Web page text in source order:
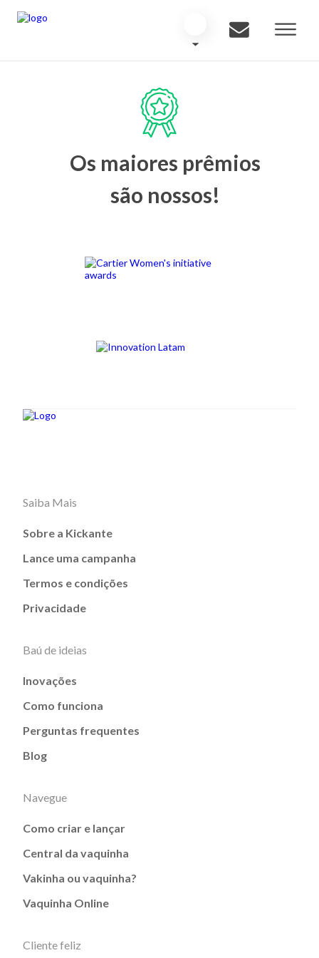
Os maiores prêmios
são nossos!
Saiba Mais
Sobre a Kickante
Lance uma campanha
Termos e condições
Privacidade
Baú de ideias
Inovações
Como funciona
Perguntas frequentes
Blog
Navegue
Como criar e lançar
Central da vaquinha
Vakinha ou vaquinha?
Vaquinha Online
Cliente feliz